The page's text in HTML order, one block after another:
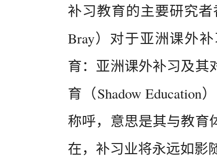
补习教育的主要研究
Bray）对于亚洲课外
育：亚洲课外补习及其
育（Shadow
称呼，意思是其与教育
在，补习业将永远如影